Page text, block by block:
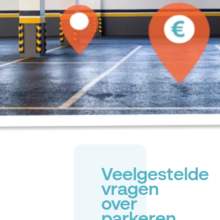
Veelgestelde
vragen
over